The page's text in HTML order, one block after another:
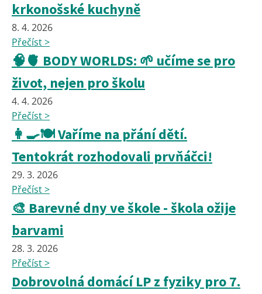
krkonošské kuchyně
8. 4. 2026
Přečíst >
🧠🫀 BODY WORLDS: 🌱 učíme se pro
život, nejen pro školu
4. 4. 2026
Přečíst >
👩‍🍳🍽️ Vaříme na přání dětí.
Tentokrát rozhodovali prvňáčci!
29. 3. 2026
Přečíst >
🎨 Barevné dny ve škole - škola ožije
barvami
28. 3. 2026
Přečíst >
Dobrovolná domácí LP z fyziky pro 7.